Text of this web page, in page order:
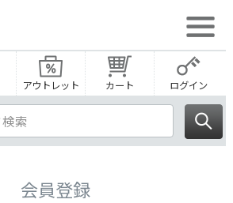
アウトレット カート ログイン
会員登録